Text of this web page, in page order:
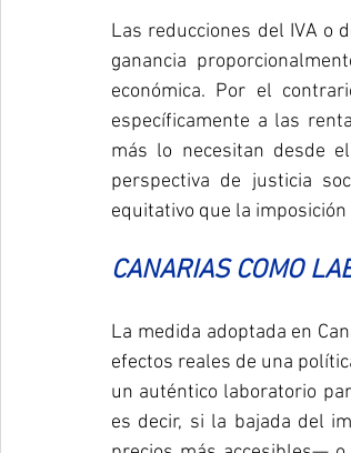
Las reducciones del IVA o
ganancia
económica. Por el
específicamente a las
más lo necesitan desde
perspectiva de justicia
equitativo que la
CANARIAS COMO
La medida adoptada en
efectos reales de una
un auténtico laboratorio
es decir, si la bajada del